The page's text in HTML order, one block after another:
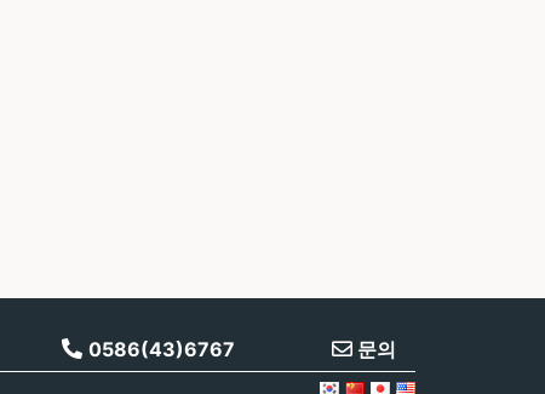
0586(43)6767 문의